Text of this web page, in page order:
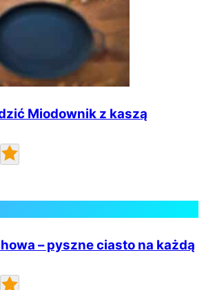
Miodownik z kaszą
– pyszne ciasto na każdą